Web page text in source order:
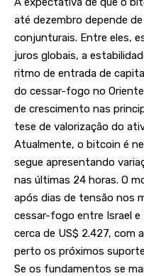
até dezembro depende
conjunturais. Entre eles,
juros globais, a
ritmo de entrada de
do cessar-fogo no
de crescimento nas
tese de valorização do
Atualmente, o bitcoin é
segue apresentando
nas últimas 24 horas. O
após dias de tensão nos
cessar-fogo entre Israel
cerca de US$ 2.427, com
perto os próximos
Se os fundamentos se